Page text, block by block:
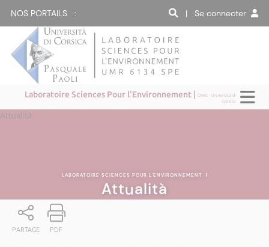
NOS PORTAILS : | Se connecter
Laboratoire Sciences Pour l'Environnement |CNRS - Università di
Corsica
Attualità
LABORATOIRE SCIENCES POUR L'ENVIRONNEMENT |
Attualità
PARTAGE PDF